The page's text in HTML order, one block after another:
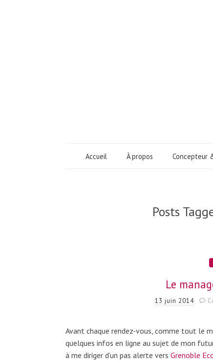
Accueil À propos Concepteur
Posts
Le
13 juin 2014
Avant chaque rendez-vous, comme tout le
quelques infos en ligne au sujet de mon
à me diriger d’un pas alerte versGrenoble